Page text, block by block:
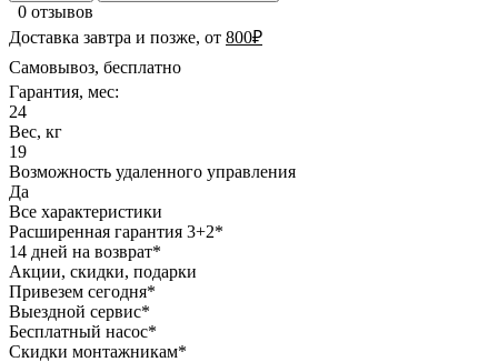
0 отзывов
Доставка завтра и позже, от 800₽
Самовывоз, бесплатно
Гарантия, мес:
24
Вес, кг
19
Возможность удаленного управления
Да
Все характеристики
Расширенная гарантия 3+2*
14 дней на возврат*
Акции, скидки, подарки
Привезем сегодня*
Выездной сервис*
Бесплатный насос*
Скидки монтажникам*